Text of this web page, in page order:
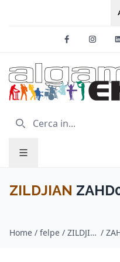
Facebook
ZILDJIAN
Home / felpe / ZILDJIAN /